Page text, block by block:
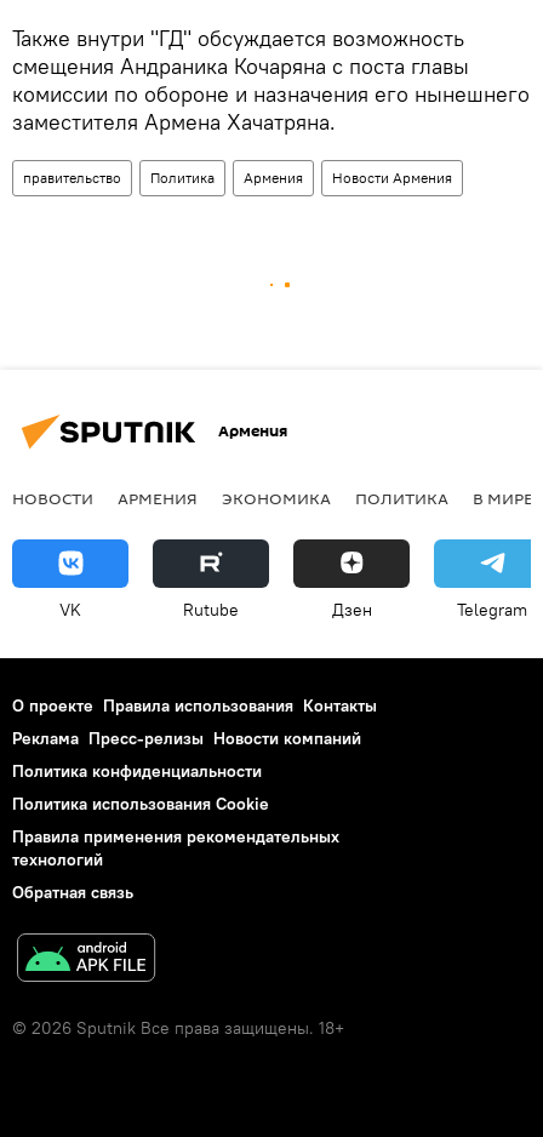
Также внутри "ГД" обсуждается возможность
смещения Андраника Кочаряна с поста главы
комиссии по обороне и назначения его нынешнего
заместителя Армена Хачатряна.
правительство Политика Армения Новости Армения
Армения
НОВОСТИ АРМЕНИЯ ЭКОНОМИКА ПОЛИТИКА В МИРЕ
VK Rutube Дзен Telegram
О проекте Правила использования Контакты
Реклама Пресс-релизы Новости компаний
Политика конфиденциальности
Политика использования Cookie
Правила применения рекомендательных
технологий
Обратная связь
© 2026 Sputnik Все права защищены. 18+